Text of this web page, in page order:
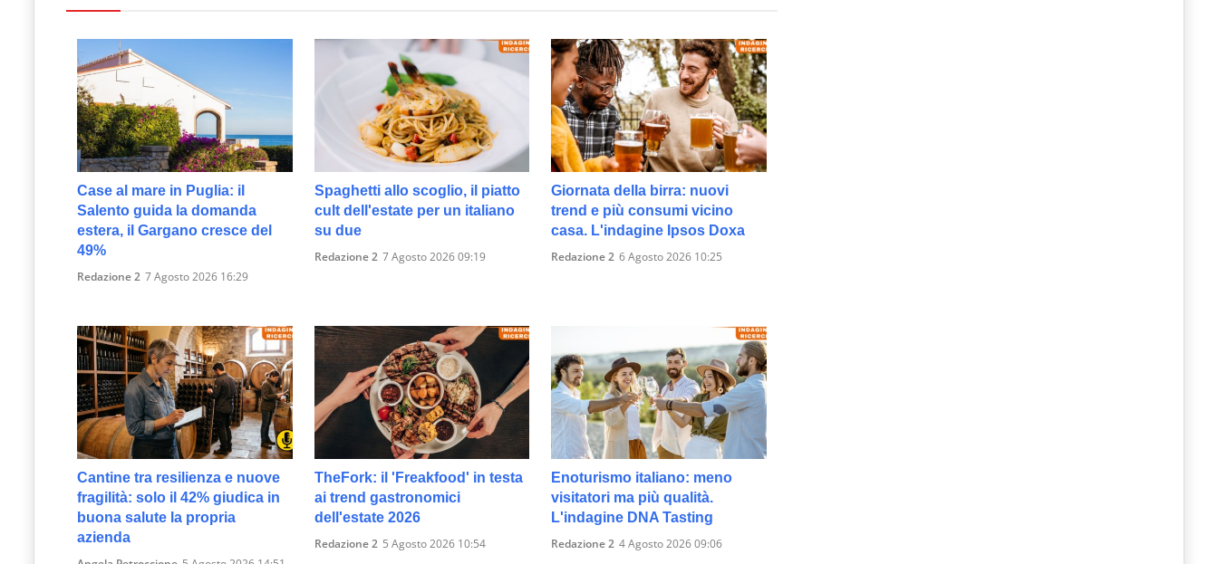
Case al mare in Puglia: il
Salento guida la domanda
estera, il Gargano cresce del
49%
Redazione 2 7 Agosto 2026 16:29
Spaghetti allo scoglio, il piatto
cult dell'estate per un italiano
su due
Redazione 2 7 Agosto 2026 09:19
Giornata della birra: nuovi
trend e più consumi vicino
casa. L'indagine Ipsos Doxa
Redazione 2 6 Agosto 2026 10:25
Cantine tra resilienza e nuove
fragilità: solo il 42% giudica in
buona salute la propria
azienda
TheFork: il 'Freakfood' in testa
ai trend gastronomici
dell'estate 2026
Redazione 2 5 Agosto 2026 10:54
Enoturismo italiano: meno
visitatori ma più qualità.
L'indagine DNA Tasting
Redazione 2 4 Agosto 2026 09:06